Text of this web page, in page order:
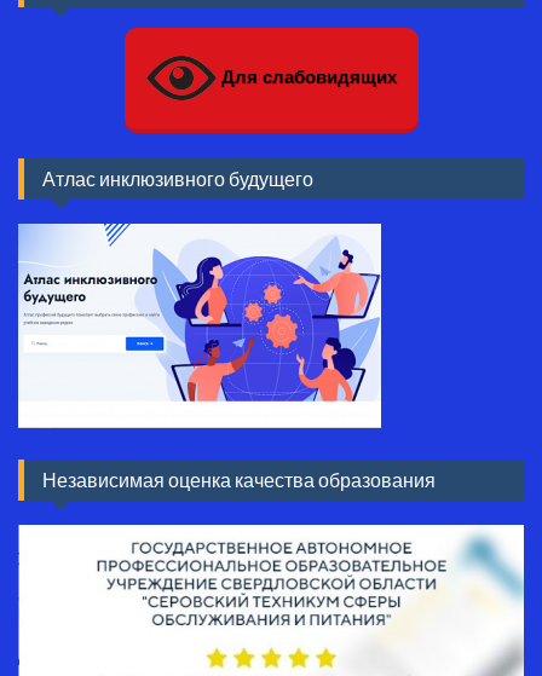
Для слабовидящих
Атлас инклюзивного будущего
Независимая оценка качества образования